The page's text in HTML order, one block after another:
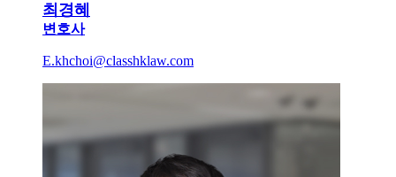
최경혜
변호사
E.khchoi@classhklaw.com